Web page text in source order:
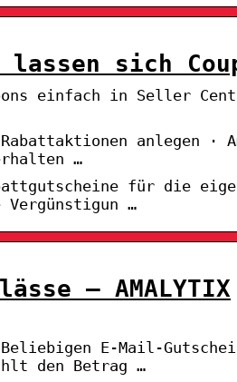
lassen sich
einfach in Seller
anlegen ·
…
für die
Vergünstigun …
– AMALYTIX
E-Mail-
den Betrag …